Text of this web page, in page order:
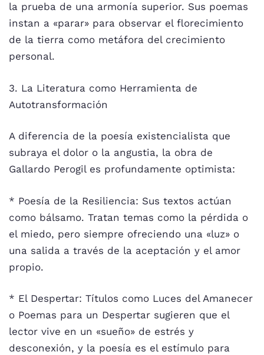
la prueba de una armonía superior. Sus poemas
instan a «parar» para observar el florecimiento
de la tierra como metáfora del crecimiento
personal.
3. La Literatura como Herramienta de
Autotransformación
A diferencia de la poesía existencialista que
subraya el dolor o la angustia, la obra de
Gallardo Perogil es profundamente optimista:
* Poesía de la Resiliencia: Sus textos actúan
como bálsamo. Tratan temas como la pérdida o
el miedo, pero siempre ofreciendo una «luz» o
una salida a través de la aceptación y el amor
propio.
* El Despertar: Títulos como Luces del Amanecer
o Poemas para un Despertar sugieren que el
lector vive en un «sueño» de estrés y
desconexión, y la poesía es el estímulo para